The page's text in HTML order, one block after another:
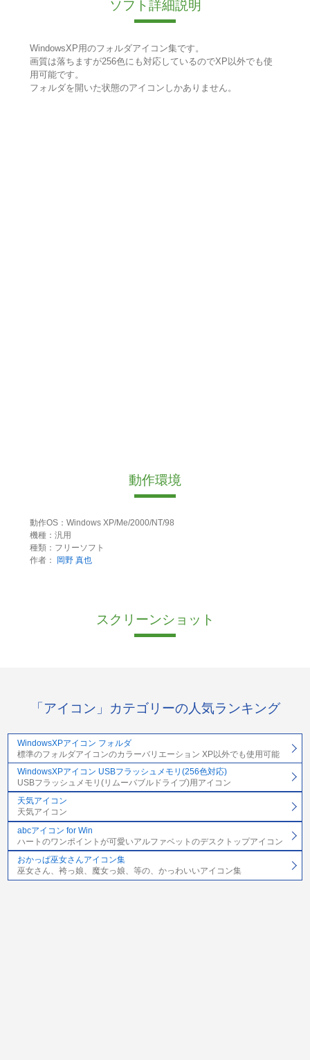
ソフト詳細説明
WindowsXP用のフォルダアイコン集です。
画質は落ちますが256色にも対応しているのでXP以外でも使
用可能です。
フォルダを開いた状態のアイコンしかありません。
動作環境
動作OS：Windows XP/Me/2000/NT/98
機種：汎用
種類：フリーソフト
作者：
岡野 真也
スクリーンショット
「アイコン」カテゴリーの人気ランキング
WindowsXPアイコン フォルダ
標準のフォルダアイコンのカラーバリエーション XP以外でも使用可能
WindowsXPアイコン USBフラッシュメモリ(256色対応)
USBフラッシュメモリ(リムーバブルドライブ)用アイコン
天気アイコン
天気アイコン
abcアイコン for Win
ハートのワンポイントが可愛いアルファベットのデスクトップアイコン
おかっぱ巫女さんアイコン集
巫女さん、袴っ娘、魔女っ娘、等の、かっわいいアイコン集